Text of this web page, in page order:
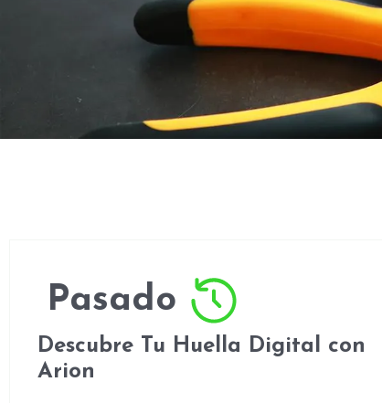
Pasado
Descubre Tu Huella Digital con
Arion